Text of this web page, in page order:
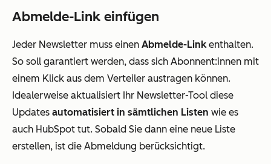
Abmelde-Link einfügen
Jeder Newsletter muss einen Abmelde-Linkenthalten.
So soll garantiert werden, dass sich Abonnent:innen mit
einem Klick aus dem Verteiler austragen können.
Idealerweise aktualisiert Ihr Newsletter-Tool diese
Updates automatisiert in sämtlichen Listen wie es
auch HubSpot tut. Sobald Sie dann eine neue Liste
erstellen, ist die Abmeldung berücksichtigt.